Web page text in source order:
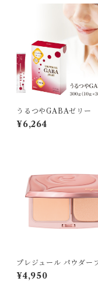
うるつやGABAゼリー
¥6,264
プレジュール パウダー
デーション [レフィル]
¥4,950